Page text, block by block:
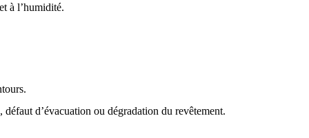
à l’humidité.
d’évacuation ou dégradation du revêtement.